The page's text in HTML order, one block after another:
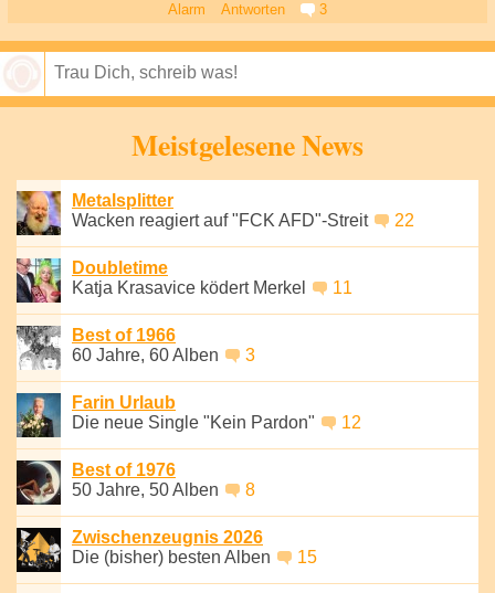
Alarm Antworten 3
Meistgelesene News
Metalsplitter
Wacken reagiert auf "FCK AFD"-Streit
22
Doubletime
Katja Krasavice ködert Merkel
11
Best of 1966
60 Jahre, 60 Alben
3
Farin Urlaub
Die neue Single "Kein Pardon"
12
Best of 1976
50 Jahre, 50 Alben
8
Zwischenzeugnis 2026
Die (bisher) besten Alben
15